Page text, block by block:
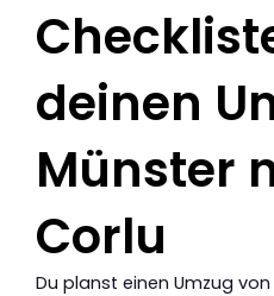
deinen
Münster
Corlu
Du planst einen Umzug